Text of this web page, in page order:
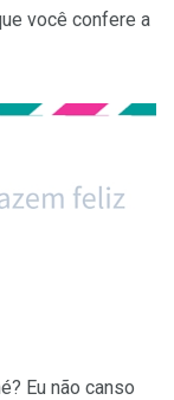
você confere a
Eu não canso